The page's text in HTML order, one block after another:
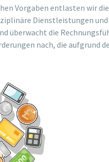
Vorgaben entlasten wir
Dienstleistungen
überwacht die
nach, die aufgrund